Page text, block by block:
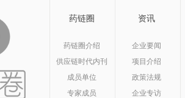
药链圈
药链圈介绍
供应链时代内刊
成员单位
专家成员
资讯
企业要闻
项目介绍
政策法规
企业专访